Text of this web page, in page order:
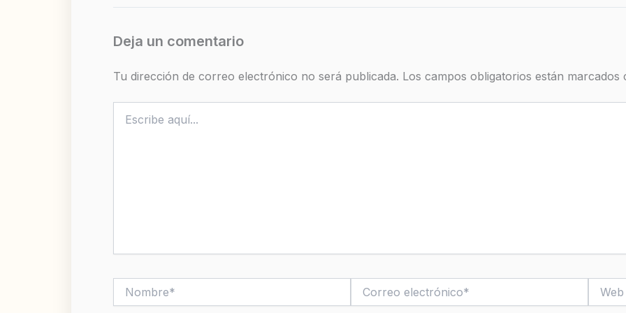
Deja un comentario
Tu dirección de correo electrónico no será publicada. Los campos obligatorios están marcados
aquí...
electrónico*